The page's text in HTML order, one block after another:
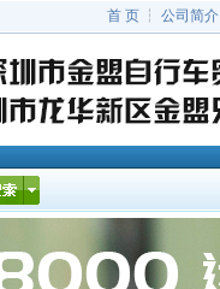
首 页 ┆ 公司简介